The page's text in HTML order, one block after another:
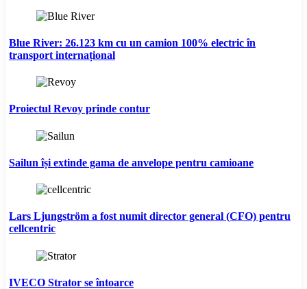
Blue River: 26.123 km cu un camion 100% electric în
transport internațional
Proiectul Revoy prinde contur
Sailun își extinde gama de anvelope pentru camioane
Lars Ljungström a fost numit director general (CFO) pentru
cellcentric
IVECO Strator se întoarce